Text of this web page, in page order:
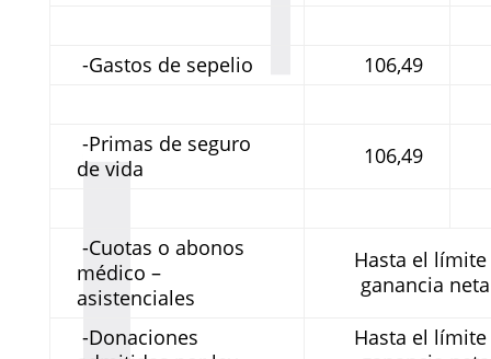
-Gastos de sepelio 106,49
-Primas de seguro
de vida
106,49
-Cuotas o abonos
médico –
asistenciales
Hasta el
ganancia
-Donaciones
Hasta el